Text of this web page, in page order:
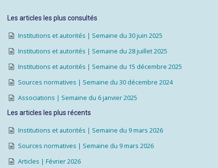
Les articles les plus consultés
Institutions et autorités | Semaine du 30 juin 2025
Institutions et autorités | Semaine du 28 juillet 2025
Institutions et autorités | Semaine du 15 décembre 2025
Sources normatives | Semaine du 30 décembre 2024
Associations | Semaine du 6 janvier 2025
Les articles les plus récents
Institutions et autorités | Semaine du 9 mars 2026
Sources normatives | Semaine du 9 mars 2026
Articles | Février 2026